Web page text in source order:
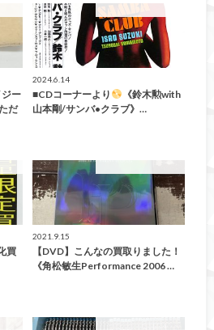
ー
だ
こんなの買取ました！
2024.6.14
■CDコーナーより
《鈴木勲with
山本剛/サンバ•クラブ》…
買
2021.9.15
【DVD】こんなの買取りました！
《角松敏生Performance 2006 …